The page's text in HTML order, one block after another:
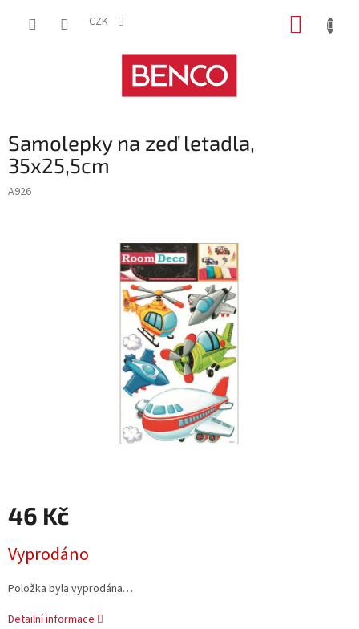
CZK
Samolepky na zeď letadla,
35x25,5cm
A926
46 Kč
cena:
Vyprodáno
Položka byla vyprodána…
Detailní informace